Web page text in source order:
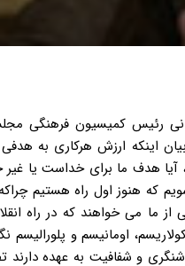
رئیس کمیسیون فرهنگی
اینکه ارزش هرکاری به
هدف ما برای خداست یا غیر
که هنوز اول راه هستیم
از ما می خواهند که در راه
اومانیسم و پلورالیسم
و شفافیت به عهده دارند